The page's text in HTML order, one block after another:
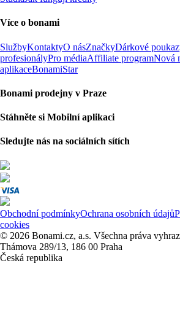
Více o bonami
SlužbyKontaktyO násZnačkyDárkové
profesionályPro médiaAffiliate programNová
aplikaceBonamiStar
Bonami prodejny v Praze
Stáhněte si Mobilní aplikaci
Sledujte nás na sociálních sítích
Obchodní podmínkyOchrana osobních údajů
cookies
© 2026 Bonami.cz, a.s. Všechna práva
Thámova 289/13, 186 00 Praha
Česká republika